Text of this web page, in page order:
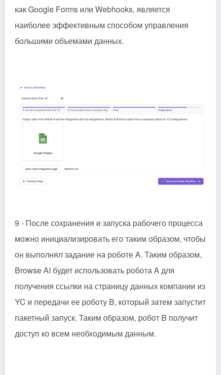
как Google Forms или Webhooks, является
наиболее эффективным способом управления
большими объемами данных.
9 - После сохранения и запуска рабочего процесса
можно инициализировать его таким образом, чтобы
он выполнял задание на роботе A. Таким образом,
Browse AI будет использовать робота A для
получения ссылки на страницу данных компании из
YC и передачи ее роботу B, который затем запустит
пакетный запуск. Таким образом, робот B получит
доступ ко всем необходимым данным.